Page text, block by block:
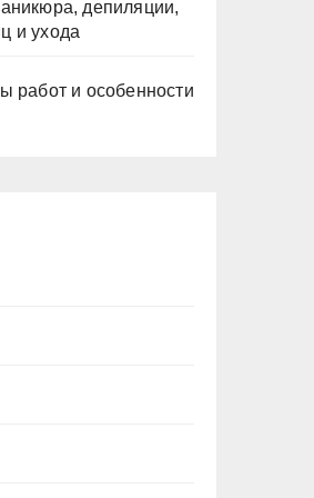
депиляции,
и ухода
работ и особенности